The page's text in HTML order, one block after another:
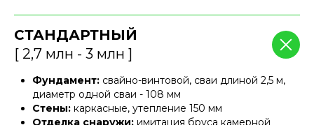
СТАНДАРТНЫЙ
[ 2,7 млн - 3 млн ]
Фундамент: свайно-винтовой, сваи длиной 2,5 м,
диаметр одной сваи - 108 мм
Стены: каркасные, утепление 150 мм
Отделка снаружи: имитация бруса камерной